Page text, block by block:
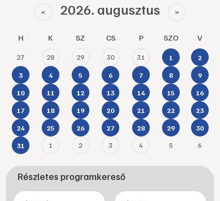
< 2026. augusztus >
H K SZ CS P SZO V
27 28 29 30 31 1 2
3 4 5 6 7 8 9
10 11 12 13 14 15 16
17 18 19 20 21 22 23
24 25 26 27 28 29 30
31 1 2 3 4 5 6
Részletes programkereső